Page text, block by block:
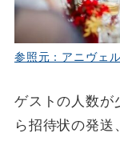
参照元：アニヴェ
ゲストの人数が
ら招待状の発